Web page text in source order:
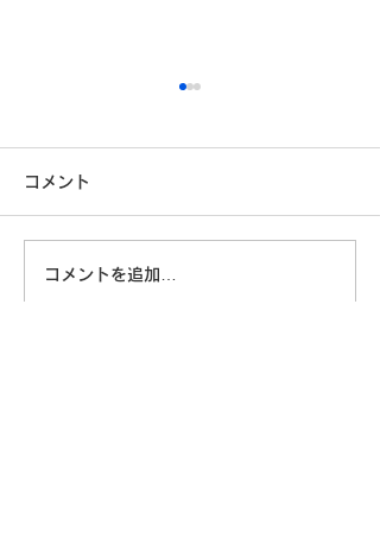
「自分に満足している」
コメント
コメントを追加…